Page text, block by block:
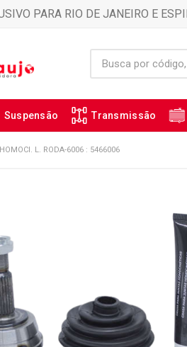
PARA RIO DE JANEIRO E
Suspensão Transmissão
L. RODA-6006 : 5466006